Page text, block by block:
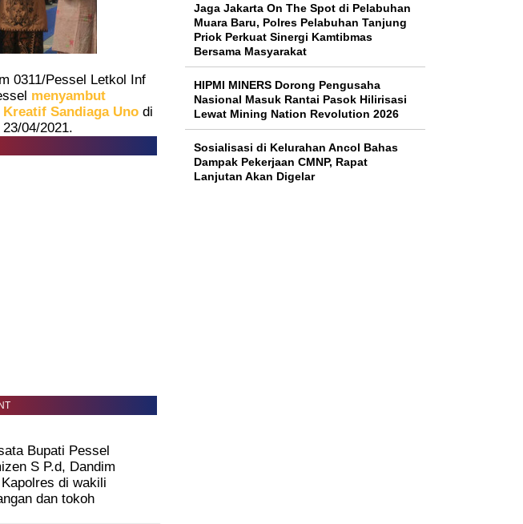
0311/Pessel Letkol Inf
menyambut
Sandiaga Uno di
04/2021.
Bupati Pessel
S P.d, Dandim
di wakili
dan tokoh
Jaga Jakarta On The Spot di Pelabuhan
Muara Baru, Polres Pelabuhan Tanjung
Priok Perkuat Sinergi Kamtibmas
Bersama Masyarakat
HIPMI MINERS Dorong Pengusaha
Nasional Masuk Rantai Pasok Hilirisasi
Lewat Mining Nation Revolution 2026
Sosialisasi di Kelurahan Ancol Bahas
Dampak Pekerjaan CMNP, Rapat
Lanjutan Akan Digelar